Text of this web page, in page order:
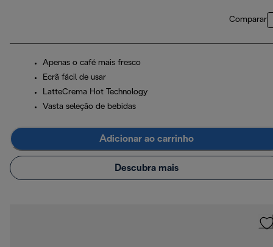
Comparar
Apenas o café mais fresco
Ecrã fácil de usar
LatteCrema Hot Technology
Vasta seleção de bebidas
Adicionar ao carrinho
Descubra mais